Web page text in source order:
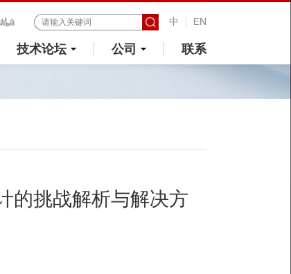
中 EN
技术论坛 公司 联系
的挑战解析与解决方